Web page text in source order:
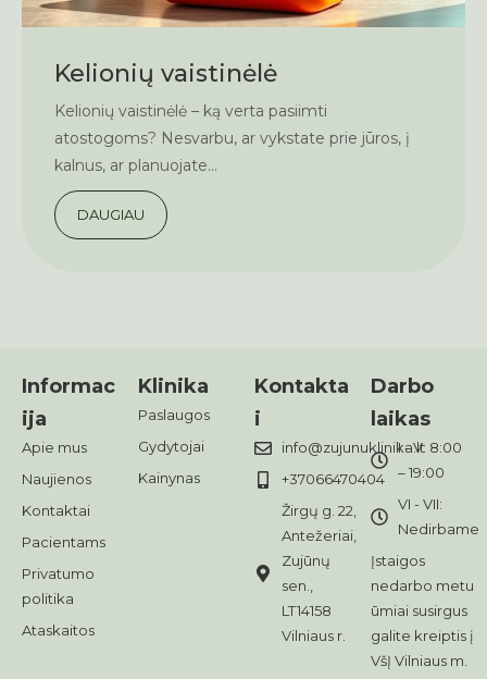
Kelionių vaistinėlė
Kelionių vaistinėlė – ką verta pasiimti
atostogoms? Nesvarbu, ar vykstate prie jūros, į
kalnus, ar planuojate...
DAUGIAU
Informac
ija
Apie mus
Naujienos
Kontaktai
Pacientams
Privatumo
politika
Ataskaitos
Klinika
Paslaugos
Gydytojai
Kainynas
Kontakta
i
info@zujunuklinika.lt
+37066470404
Žirgų g. 22,
Antežeriai,
Zujūnų
sen.,
LT14158
Vilniaus r.
Darbo
laikas
I - V: 8:00
– 19:00
VI - VII:
Nedirbame
Įstaigos
nedarbo metu
ūmiai susirgus
galite kreiptis į
VšĮ Vilniaus m.